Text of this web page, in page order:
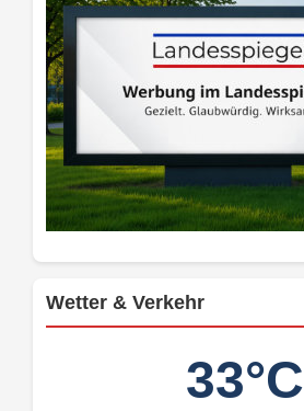
Wetter & Verkehr
33°C